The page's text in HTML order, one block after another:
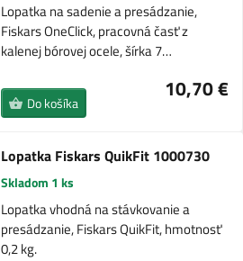
Lopatka na sadenie a presádzanie,
Fiskars OneClick, pracovná časť z
kalenej bórovej ocele, šírka 7…
10,70 €
Do košíka
Lopatka Fiskars QuikFit 1000730
Skladom 1 ks
Lopatka vhodná na stávkovanie a
presádzanie, Fiskars QuikFit, hmotnosť
0,2 kg.